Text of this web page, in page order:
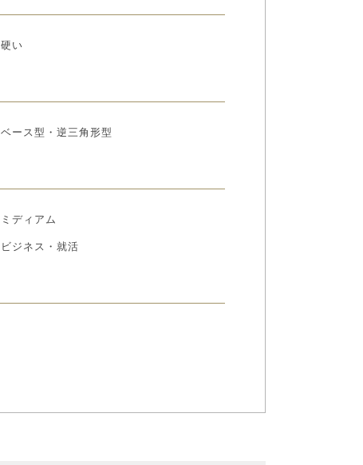
硬い
ベース型・逆三角形型
ミディアム
ビジネス・就活